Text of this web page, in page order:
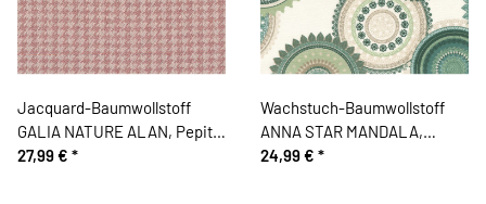
Jacquard-Baumwollstoff
GALIA NATURE ALAN, Pepita,
altrosa
27,99 € *
Wachstuch-Baumwollstoff
ANNA STAR MANDALA,
Ornamentkreise, petrol
24,99 € *